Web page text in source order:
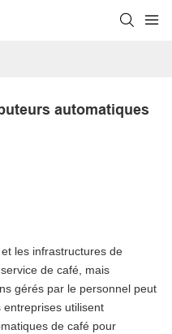
automatiques
les infrastructures de
de café, mais
gérés par le personnel peut
entreprises utilisent
de café pour